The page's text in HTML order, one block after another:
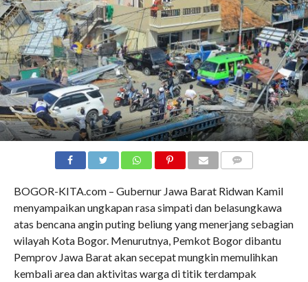
BOGOR-KITA.com – Gubernur Jawa Barat Ridwan Kamil
menyampaikan ungkapan rasa simpati dan belasungkawa
atas bencana angin puting beliung yang menerjang sebagian
wilayah Kota Bogor. Menurutnya, Pemkot Bogor dibantu
Pemprov Jawa Barat akan secepat mungkin memulihkan
kembali area dan aktivitas warga di titik terdampak